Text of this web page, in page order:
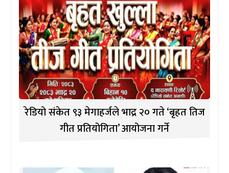
रेडियो संकेत ९३ मेगाहर्जले भाद्र २० गते ‘बृहत तिज
गीत प्रतियोगिता’ आयोजना गर्ने